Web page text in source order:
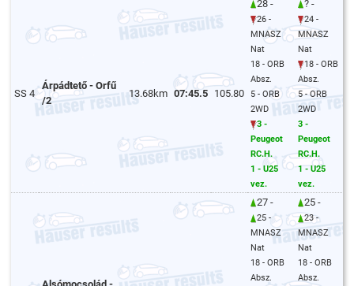
SS 4
Árpádtető - Orfű
/2
13.68km 07:45.5 105.80
28 -
26 -
MNASZ
Nat
18 - ORB
Absz.
5 - ORB
2WD
3 -
Peugeot
RC.H.
1 - U25
vez.
? -
24 -
MNASZ
Nat
18 - ORB
Absz.
5 - ORB
2WD
3 -
Peugeot
RC.H.
1 - U25
vez.
27 -
25 -
MNASZ
Nat
18 - ORB
Absz.
25 -
23 -
MNASZ
Nat
18 - ORB
Absz.